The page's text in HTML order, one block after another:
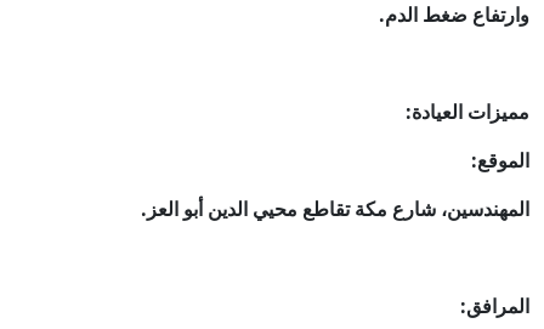
وارتفاع ضغط الدم.
مميزات العيادة:
الموقع:
المهندسين، شارع مكة تقاطع محيي الدين أبو العز.
المرافق: